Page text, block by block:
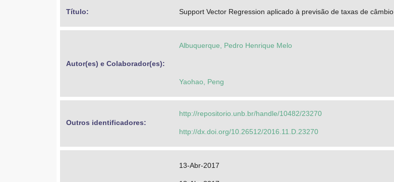
Título: Support Vector Regression aplicado à previsão de taxas de câmbio
Autor(es) e Colaborador(es):
Albuquerque, Pedro Henrique Melo
Yaohao, Peng
Outros identificadores:
http://repositorio.unb.br/handle/10482/23270
http://dx.doi.org/10.26512/2016.11.D.23270
13-Abr-2017